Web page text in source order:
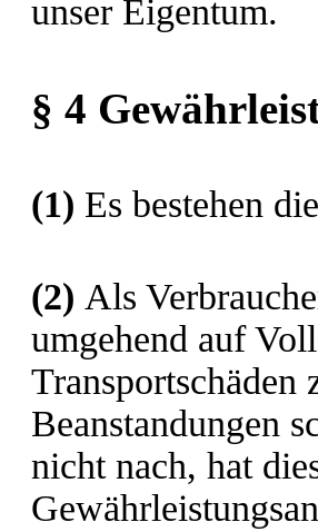
unser Eigentum.
§ 4
(1) Es bestehen
(2) Als
umgehend auf
Transportschäden
Beanstandungen
nicht nach, hat